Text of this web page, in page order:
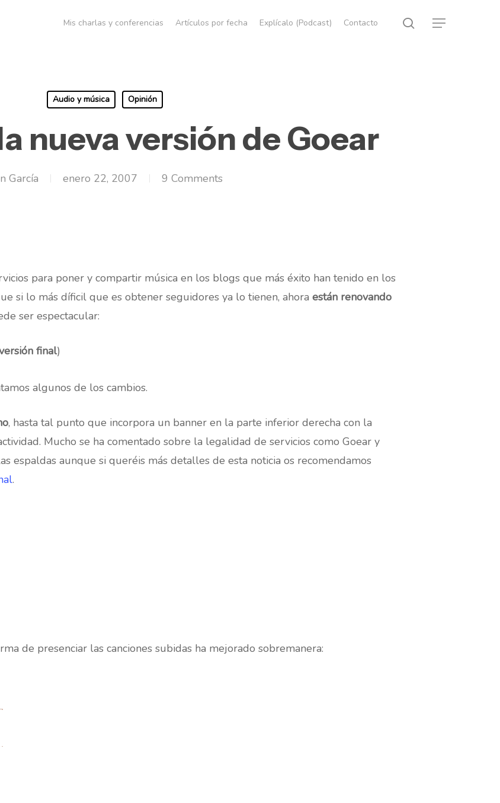
Mis charlas y conferencias Artículos por fecha Explícalo (Podcast) Contacto search
Menu
Audio y música Opinión
nueva versión de Goear
García enero 22, 2007 9 Comments
para poner y compartir música en los blogs que más éxito han tenido en los
si lo más díficil que es obtener seguidores ya lo tienen, ahora están renovando
ser espectacular:
final)
algunos de los cambios.
, hasta tal punto que incorpora un banner en la parte inferior derecha con la
Mucho se ha comentado sobre la legalidad de servicios como Goear y
espaldas aunque si queréis más detalles de esta noticia os recomendamos
.
de presenciar las canciones subidas ha mejorado sobremanera: